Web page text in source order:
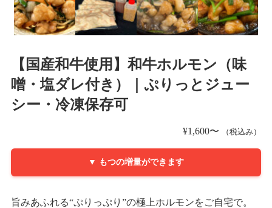
【国産和牛使用】和牛ホルモン（味
噌・塩ダレ付き）｜ぷりっとジュー
シー・冷凍保存可
¥1,600〜 （税込み）
▼ もつの増量ができます
旨みあふれる“ぷりっぷり”の極上ホルモンをご自宅で。